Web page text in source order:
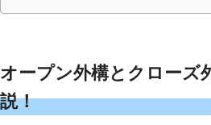
オープン外構とクローズ
説！